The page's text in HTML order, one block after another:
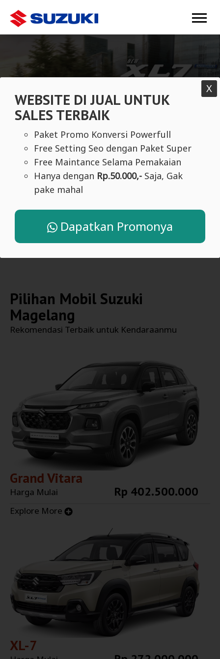
WEBSITE DI JUAL UNTUK
SALES TERBAIK
Paket Promo Konversi Powerfull
Free Setting Seo dengan Paket Super
Free Maintance Selama Pemakaian
Hanya dengan Rp.50.000,-Saja, Gak
pake mahal
Dapatkan Promonya
X
Mobile Banner 1
Pilihan Mobil Suzuki
Magelang
Rekomendasi Terbaik untuk Kendaraanmu
Grand Vitara
Harga Mulai Rp 402.500.000
Explore More
XL-7